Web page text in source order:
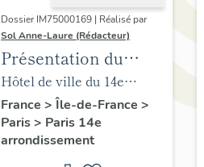
Dossier IM75000169 | Réalisé par
Sol Anne-Laure (Rédacteur)
Présentation du
mobilier de la salle
des mariages
Hôtel de ville du 14e
arrondissement
France > Île-de-France >
Paris> Paris 14e
arrondissement